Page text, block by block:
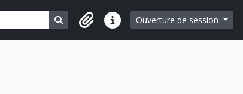
Search in browse page
Liens rapidesOuverture de session